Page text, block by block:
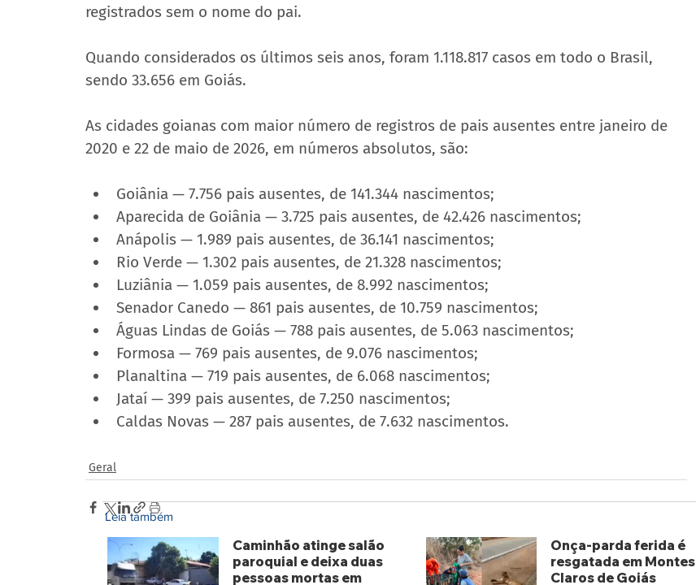
registrados sem o nome do pai.
Quando considerados os últimos seis anos, foram 1.118.817 casos em todo o Brasil,
sendo 33.656 em Goiás.
As cidades goianas com maior número de registros de pais ausentes entre janeiro de
2020 e 22 de maio de 2026, em números absolutos, são:
Goiânia — 7.756 pais ausentes, de 141.344 nascimentos;
Aparecida de Goiânia — 3.725 pais ausentes, de 42.426 nascimentos;
Anápolis — 1.989 pais ausentes, de 36.141 nascimentos;
Rio Verde — 1.302 pais ausentes, de 21.328 nascimentos;
Luziânia — 1.059 pais ausentes, de 8.992 nascimentos;
Senador Canedo — 861 pais ausentes, de 10.759 nascimentos;
Águas Lindas de Goiás — 788 pais ausentes, de 5.063 nascimentos;
Formosa — 769 pais ausentes, de 9.076 nascimentos;
Planaltina — 719 pais ausentes, de 6.068 nascimentos;
Jataí — 399 pais ausentes, de 7.250 nascimentos;
Caldas Novas — 287 pais ausentes, de 7.632 nascimentos.
Geral
Leia também
Caminhão atinge salão
paroquial e deixa duas
pessoas mortas em
Onça-parda ferida é
resgatada em Montes
Claros de Goiás